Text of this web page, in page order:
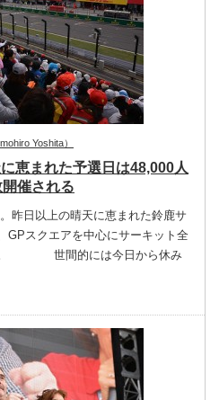
Yoshita）
恵まれた予選日は48,000人
催される
昨日以上の晴天に恵まれた鈴鹿サ
GPスクエアを中心にサーキット全
。 世間的には今日から休み